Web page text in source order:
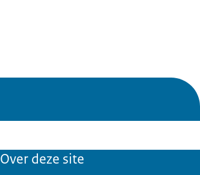
Over deze site